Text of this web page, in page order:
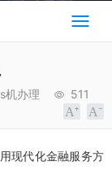
机办理 511
现代化金融服务方